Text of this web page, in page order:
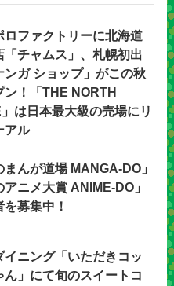
ロファクトリーに北海道
「チャムス」、札幌初出
ンガ ショップ」がこの秋
ン！「THE NORTH
は日本最大級の売場にリ
アル
まんが道場 MANGA-DO」
アニメ大賞 ANIME-DO」
を募集中！
イニング「いただきコッ
ん」にて旬のスイートコ